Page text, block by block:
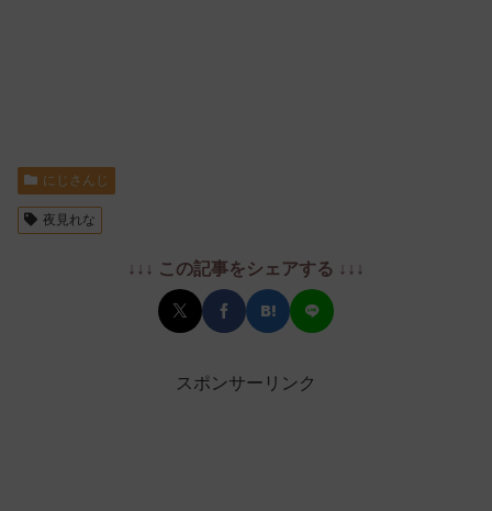
にじさんじ
夜見れな
↓↓↓ この記事をシェアする ↓↓↓
スポンサーリンク